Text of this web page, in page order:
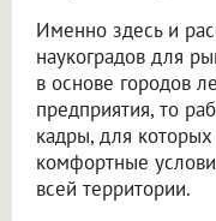
Именно здесь и
наукоградов для
в основе городов
предприятия, то
кадры, для
комфортные
всей территории.